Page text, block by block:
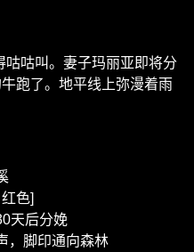
咕咕叫。妻子玛丽亚即将分
跑了。地平线上弥漫着雨
色]
天后分娩
，脚印通向森林